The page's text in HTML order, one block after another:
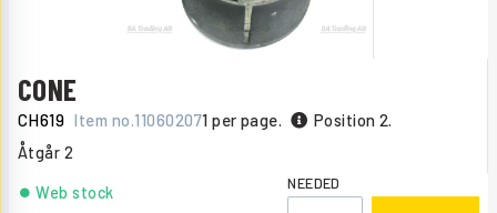
CONE
CH619 Item no.110602071 per page. Position 2.
Åtgår 2
Web stock NEEDED